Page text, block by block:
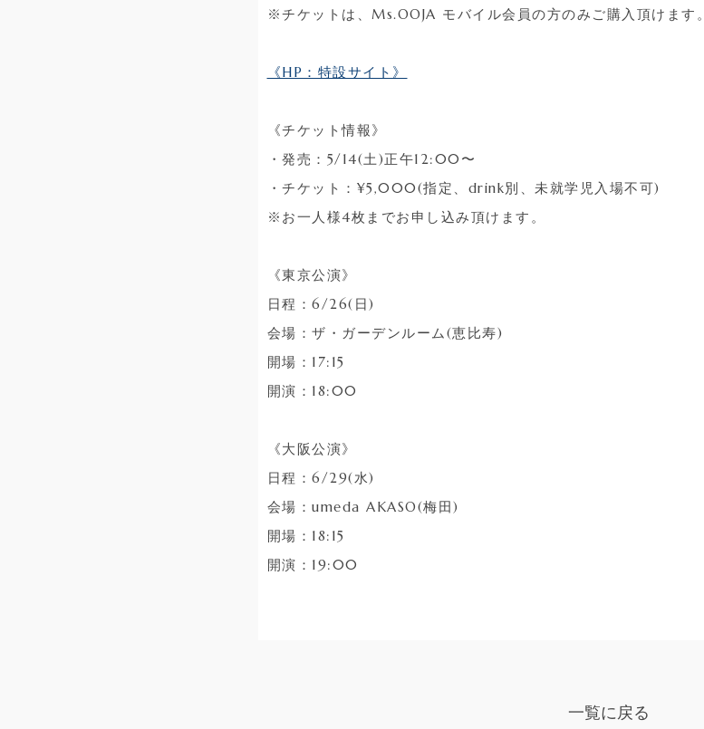
※チケットは、Ms.OOJA モバイル会員の方のみご購入頂けます。
《HP：特設サイト》
《チケット情報》
・発売：5/14(土)正午12:00〜
・チケット：¥5,000(指定、drink別、未就学児入場不可)
※お一人様4枚までお申し込み頂けます。
《東京公演》
日程：6/26(日)
会場：ザ・ガーデンルーム(恵比寿)
開場：17:15
開演：18:00
《大阪公演》
日程：6/29(水)
会場：umeda AKASO(梅田)
開場：18:15
開演：19:00
一覧に戻る